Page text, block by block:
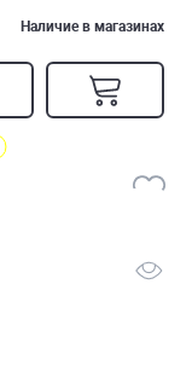
Наличие в магазинах